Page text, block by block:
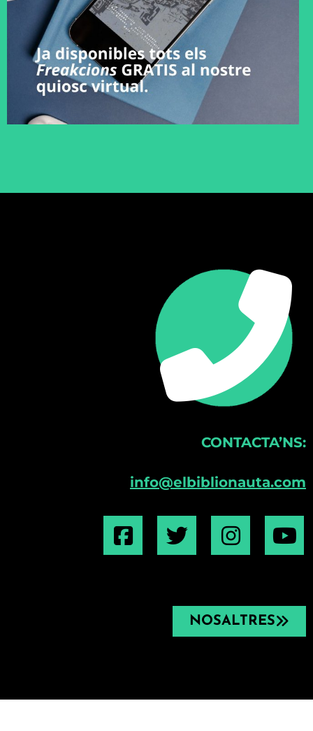
CONTACTA’NS:
info@elbiblionauta.com
NOSALTRES